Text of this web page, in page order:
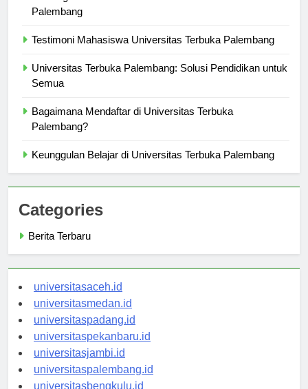
Peluang Karir Setelah Lulus dari Universitas Terbuka
Universitas Terbuka Palembang: Solusi Pendidikan untuk
Bagaimana Mendaftar di Universitas Terbuka
Categories
universitasaceh.id
universitasmedan.id
universitaspadang.id
universitaspekanbaru.id
universitasjambi.id
universitaspalembang.id